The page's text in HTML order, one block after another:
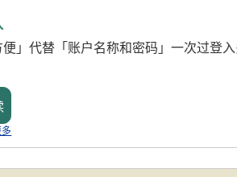
」代替「账户名称和密码」一次过登入
多